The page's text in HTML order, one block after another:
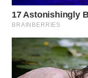
WAHANA
TANI
WAHANA
ADVOKAT